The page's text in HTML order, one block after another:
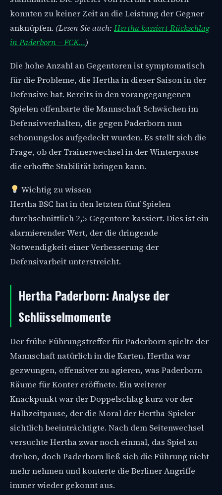
konnten zu keiner Zeit an die Leistung der Gegner
anknüpfen. (Lesen Sie auch: Hertha kassiert Rückschlag
in Paderborn – FCK…)
Die hohe Anzahl an Gegentoren ist symptomatisch
für die Probleme, die Hertha in dieser Saison in der
Defensive hat. Bereits in den vorangegangenen
Spielen offenbarte die Mannschaft Schwächen im
Defensivverhalten, die gegen Paderborn nun
schonungslos aufgedeckt wurden. Es stellt sich die
Frage, ob der Trainerwechsel in der Winterpause
die erhoffte Stabilität bringen kann.
Wichtig zu wissen
Hertha BSC hat in den letzten fünf Spielen
durchschnittlich 2,5 Gegentore kassiert. Dies ist ein
alarmierender Wert, der die dringende
Notwendigkeit einer Verbesserung der
Defensivarbeit unterstreicht.
Hertha Paderborn: Analyse der
Schlüsselmomente
Der frühe Führungstreffer für Paderborn spielte der
Mannschaft natürlich in die Karten. Hertha war
gezwungen, offensiver zu agieren, was Paderborn
Räume für Konter eröffnete. Ein weiterer
Knackpunkt war der Doppelschlag kurz vor der
Halbzeitpause, der die Moral der Hertha-Spieler
sichtlich beeinträchtigte. Nach dem Seitenwechsel
versuchte Hertha zwar noch einmal, das Spiel zu
drehen, doch Paderborn ließ sich die Führung nicht
mehr nehmen und konterte die Berliner Angriffe
immer wieder gekonnt aus.